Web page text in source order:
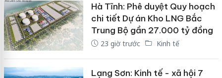
Hà Tĩnh: Phê duyệt Quy hoạch
chi tiết Dự án Kho LNG Bắc
Trung Bộ gần 27.000 tỷ đồng
23 giờ trước Kinh tế
Lạng Sơn: Kinh tế - xã hội 7